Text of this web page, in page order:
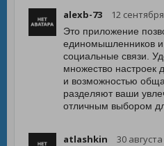
alexb-73 12
Это приложение
единомышленников и
социальные связи.
множество настроек
и возможностью
разделяют ваши
отличным выбором
atlashkin 30